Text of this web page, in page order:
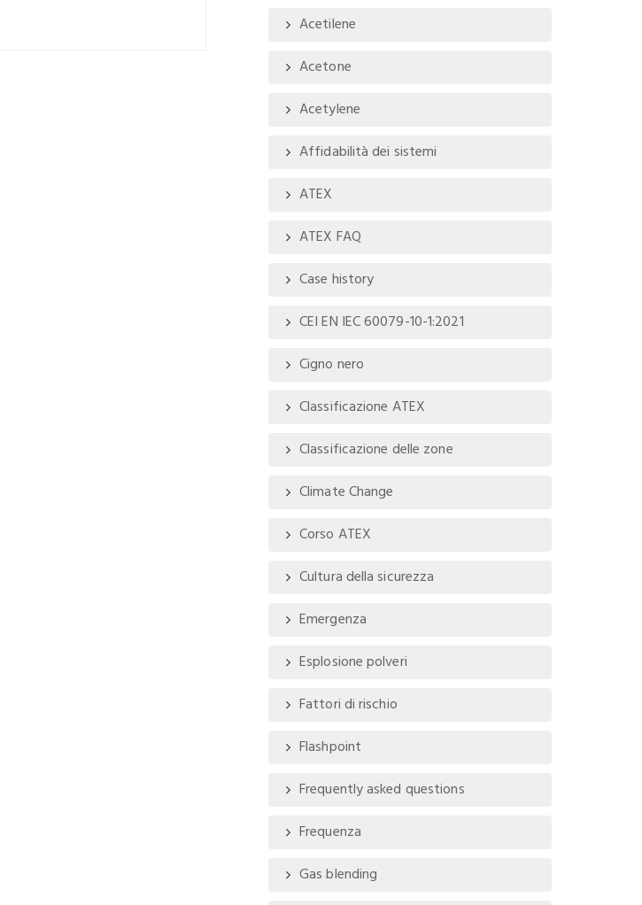
Acetilene
Acetone
Acetylene
Affidabilità dei sistemi
ATEX
ATEX FAQ
Case history
CEI EN IEC 60079-10-1:2021
Cigno nero
Classificazione ATEX
Classificazione delle zone
Climate Change
Corso ATEX
Cultura della sicurezza
Emergenza
Esplosione polveri
Fattori di rischio
Flashpoint
Frequently asked questions
Frequenza
Gas blending